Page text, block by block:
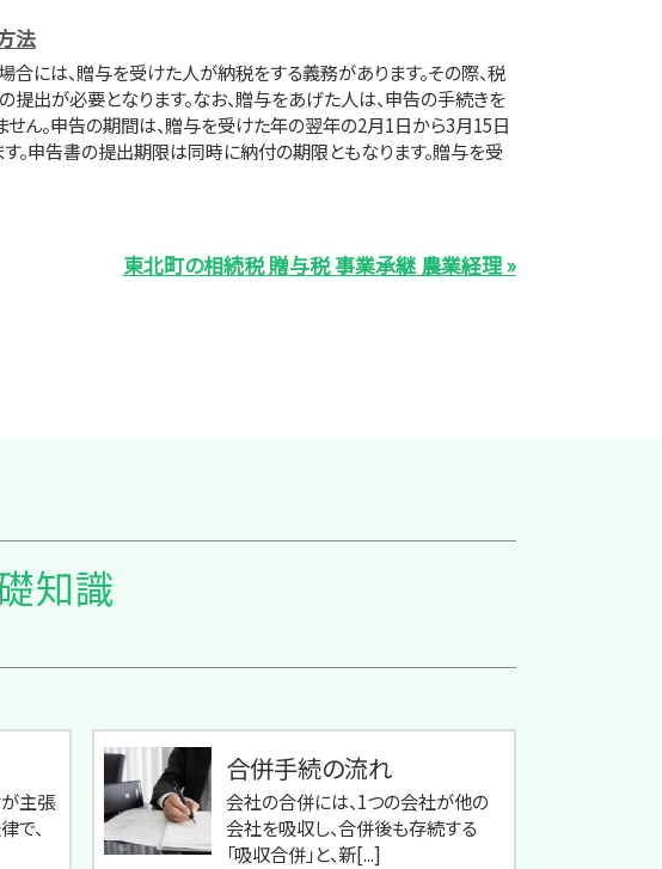
法
合には、贈与を受けた人が納税をする義務があります。その際、税
出が必要となります。なお、贈与をあげた人は、申告の手続きを
せん。申告の期間は、贈与を受けた年の翌年の2月1日から3月15日
す。申告書の提出期限は同時に納付の期限ともなります。贈与を受
東北町の相続税 贈与税 事業承継 農業経理 »
知識
主張
で、
合併手続の流れ
会社の合併には、1つの会社が他の
会社を吸収し、合併後も存続する
「吸収合併」と、新[...]